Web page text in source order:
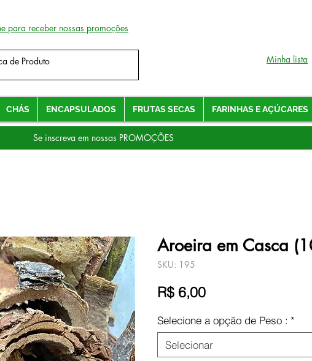
para receber nossas promoções
Minha lista
CHÁS ENCAPSULADOS FRUTAS SECAS FARINHAS E AÇÚCARES
Se inscreva em nossas PROMOÇÕES
Aroeira em Casca
SKU: 195
R$ 6,00Preço
Selecione a opção de Peso : *
Selecionar